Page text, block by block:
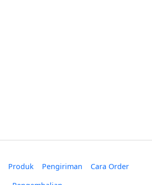
Produk Pengiriman
Cara Order